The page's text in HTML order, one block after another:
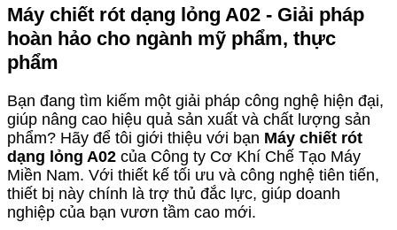
Máy chiết rót dạng lỏng A02 - Giải pháp
hoàn hảo cho ngành mỹ phẩm, thực
phẩm
Bạn đang tìm kiếm một giải pháp công nghệ hiện đại,
giúp nâng cao hiệu quả sản xuất và chất lượng sản
phẩm? Hãy để tôi giới thiệu với bạn Máy chiết rót
dạng lỏng A02 của Công ty Cơ Khí Chế Tạo Máy
Miền Nam. Với thiết kế tối ưu và công nghệ tiên tiến,
thiết bị này chính là trợ thủ đắc lực, giúp doanh
nghiệp của bạn vươn tầm cao mới.